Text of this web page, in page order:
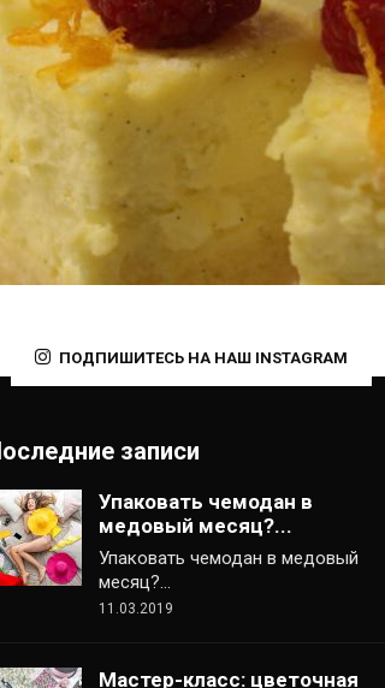
ПОДПИШИТЕСЬ НА НАШ INSTAGRAM
записи
Упаковать чемодан в
медовый месяц?...
Упаковать чемодан в медовый
месяц?…
11.03.2019
Мастер-класс: цветочная